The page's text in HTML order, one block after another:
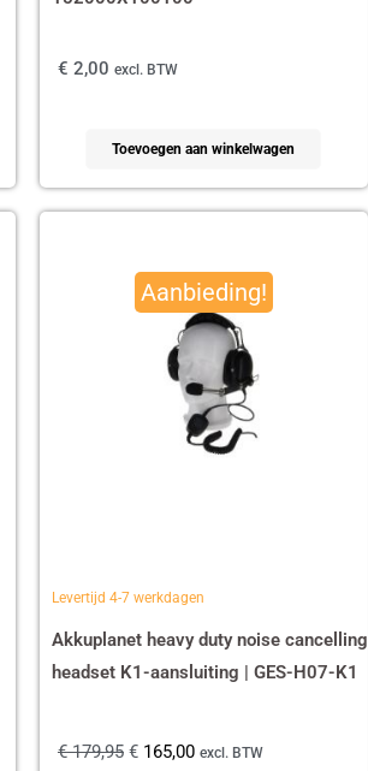
€ 2,00 excl. BTW
Toevoegen aan winkelwagen
Aanbieding!
Levertijd 4-7 werkdagen
Akkuplanet heavy duty noise cancelling
headset K1-aansluiting | GES-H07-K1
€179,95
was:
€ 179,95.
€165,00
is:
€ 165,00.
excl. BTW